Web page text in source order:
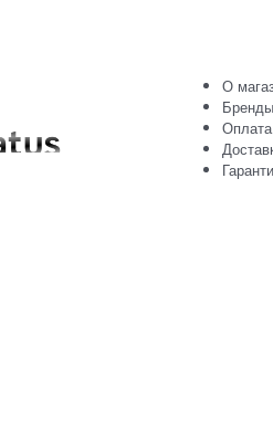
О
Бренды
Оплата